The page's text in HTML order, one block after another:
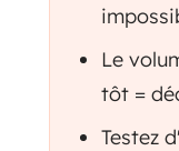
Le
tôt =
Testez